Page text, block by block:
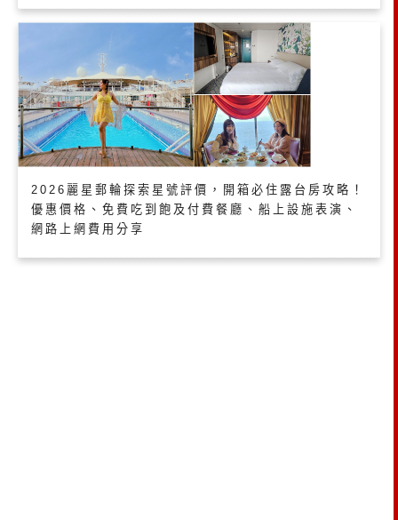
2026麗星郵輪探索星號評價，開箱必住露台房攻略！
優惠價格、免費吃到飽及付費餐廳、船上設施表演、
網路上網費用分享